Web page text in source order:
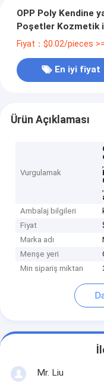
OPP Poly Kendine
Poşetler Kozmetik
Fiyat：$0.02/pieces
En iyi fiyat
Ürün Açıklaması
Vurgulamak
,
,
Ambalaj bilgileri
Fiyat
Marka adı
Menşe yeri
Min sipariş miktarı
Mr. Liu